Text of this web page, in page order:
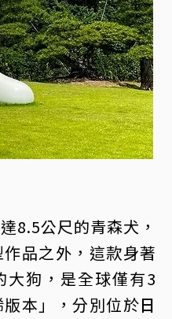
8.5公尺的青森犬，
品之外，這款身著
大狗，是全球僅有3
本」，分別位於日